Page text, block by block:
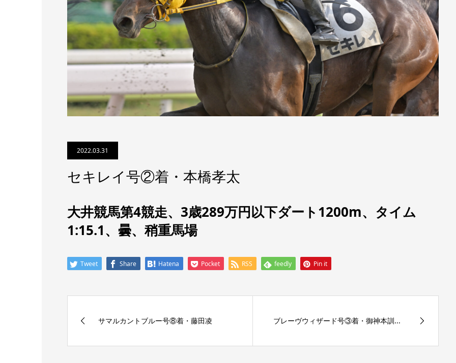
2022.03.31
セキレイ号②着・本橋孝太
大井競馬第4競走、3歳289万円以下ダート1200m、タイム
1:15.1、曇、稍重馬場
Tweet Share Hatena Pocket RSS feedly Pin it
サマルカントブルー号⑧着・藤田凌 ブレーヴウィザード号③着・御神本訓...